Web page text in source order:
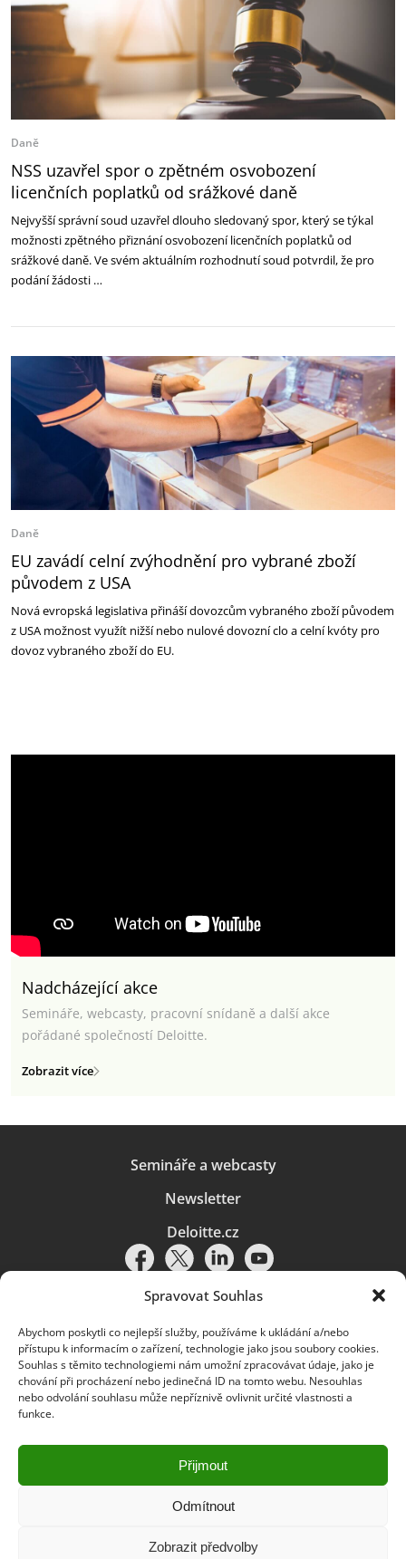
Spravovat Souhlas
Abychom poskytli co nejlepší služby, používáme k ukládání a/nebo
přístupu k informacím o zařízení, technologie jako jsou soubory cookies.
Souhlas s těmito technologiemi nám umožní zpracovávat údaje, jako je
chování při procházení nebo jedinečná ID na tomto webu. Nesouhlas
nebo odvolání souhlasu může nepříznivě ovlivnit určité vlastnosti a
funkce.
Přijmout
Odmítnout
Zobrazit předvolby
Daně
NSS uzavřel spor o zpětném osvobození
licenčních poplatků od srážkové daně
Nejvyšší správní soud uzavřel dlouho sledovaný spor, který se týkal
možnosti zpětného přiznání osvobození licenčních poplatků od
srážkové daně. Ve svém aktuálním rozhodnutí soud potvrdil, že pro
podání žádosti …
Daně
EU zavádí celní zvýhodnění pro vybrané zboží
původem z USA
Nová evropská legislativa přináší dovozcům vybraného zboží původem
z USA možnost využít nižší nebo nulové dovozní clo a celní kvóty pro
dovoz vybraného zboží do EU.
Nadcházející akce
Semináře, webcasty, pracovní snídaně a další akce
pořádané společností Deloitte.
Zobrazit více
Semináře a webcasty
Newsletter
Deloitte.cz
Pravidla používání|Ochrana osobních údajů|Soubory cookies |
Deloitte.cz
© 2026. Více informací najdete vPravidlech používání.
Deloitte označuje jednu či více společností globální sítě členských
a přidružené subjekty (souhrnně „organizace Deloitte“). Společnost DTTL
(rovněž označovaná jako „Deloitte Global“) a každá z jejích členských
společností a jejich přidružených subjektů je samostatným a nezávislým
právním subjektem, který není oprávněn zavazovat nebo přijímat závazky
za jinou z těchto členských společností a jejich přidružených subjektů ve
pochybení, nikoli za jednání či pochybení jiných členských společností či